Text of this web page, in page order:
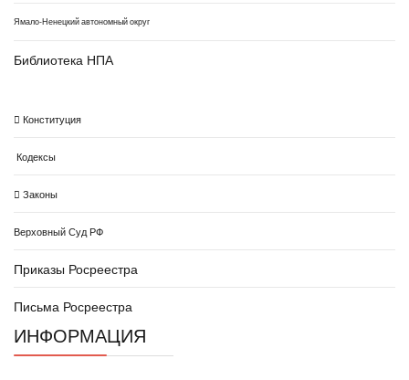
Ямало-Ненецкий автономный округ
Библиотека НПА
Конституция
Кодексы
Законы
Верховный Суд РФ
Приказы Росреестра
Письма Росреестра
ИНФОРМАЦИЯ